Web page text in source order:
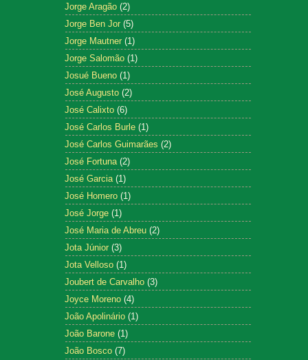
Jorge Aragão (2)
Jorge Ben Jor (5)
Jorge Mautner (1)
Jorge Salomão (1)
Josué Bueno (1)
José Augusto (2)
José Calixto (6)
José Carlos Burle (1)
José Carlos Guimarães (2)
José Fortuna (2)
José Garcia (1)
José Homero (1)
José Jorge (1)
José Maria de Abreu (2)
Jota Júnior (3)
Jota Velloso (1)
Joubert de Carvalho (3)
Joyce Moreno (4)
João Apolinário (1)
João Barone (1)
João Bosco (7)